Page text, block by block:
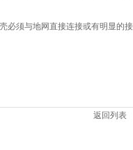
壳必须与地网直接连接或有明显的接
返回列表